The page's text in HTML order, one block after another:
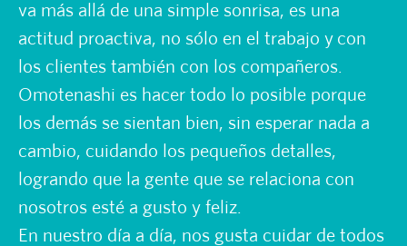
va más allá de una simple sonrisa, es una
actitud proactiva, no sólo en el trabajo y con
los clientes también con los compañeros.
Omotenashi es hacer todo lo posible porque
los demás se sientan bien, sin esperar nada a
cambio, cuidando los pequeños detalles,
logrando que la gente que se relaciona con
nosotros esté a gusto y feliz.
En nuestro día a día, nos gusta cuidar de todos